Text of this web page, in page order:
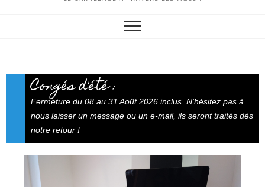
Congés d'été :
Fermeture du 08 au 31 Août 2026 inclus. N'hésitez pas à
nous laisser un message ou un e-mail, ils seront traités dès
notre retour !